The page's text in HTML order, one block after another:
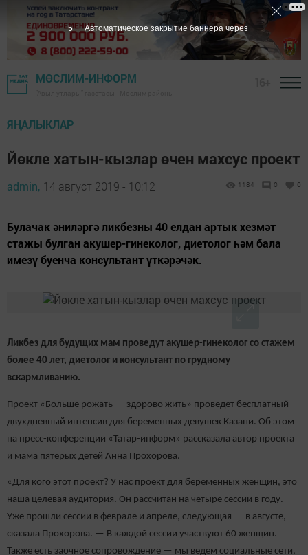
МӨСЛИМ-ИНФОРМ
ЯҢАЛЫКЛАР
Йөкле хатын-кызлар өчен махсус проект
admin, 14 август 2019 - 10:12 1184 0 0
Булачак әниләргә ликбезны 40 елдан артык хезмәт
стажы булган акушер-гинеколог, диетолог һәм бала
имезү буенча консультант үткәрәчәк.
Ликбез для будущих мам проведут акушер-гинеколог со стажем
более 40 лет, диетолог и консультант по грудному
вскармливанию.
Проект «Больше рожать — здорово жить» проведет бесплатный
двухдневный интенсив для беременных девушек Казани. Об этом
на пресс-конференции «Татар-информ» рассказала автор проекта
и мама пятерых детей Анна Прохорова.
«Для кого этот проект? У нас проект для беременных женщин, это
наша целевая аудитория. Он рассчитан на четыре сессии в году.
Уже прошли сессии в феврале и апреле, следующая — в августе, —
сказала Прохорова. — В каждой сессии участвуют 60 женщин.
Также есть заочное сопровождение — мы ведем социальные сети,
4 Автоматическое закрытие баннера через